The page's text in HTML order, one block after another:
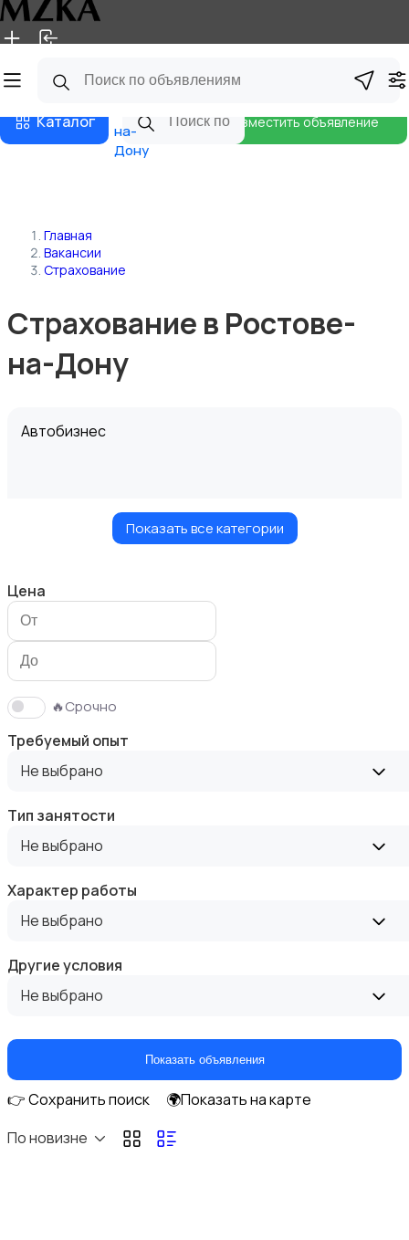
Главная Магазины
Каталог
Ростов-
на-
Дону
Разместить объявление
Главная
Вакансии
Страхование
Страхование в Ростове-
на-Дону
Автобизнес
Бытовые услуги и клининг
Госслужба
Добыча сырья, энергетика
Показать все категории
Цена
🔥Срочно
Требуемый опыт
Не выбрано
Тип занятости
Не выбрано
Характер работы
Не выбрано
Другие условия
Не выбрано
Показать объявления
👉 Сохранить поиск
🌍Показать на карте
По новизне